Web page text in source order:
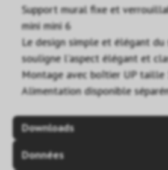
Support mural fixe et
mini mini 6
Le design simple et élégant du
souligne l'aspect élégant et
Montage avec boîtier UP taille
Alimentation disponible
Downloads
Données